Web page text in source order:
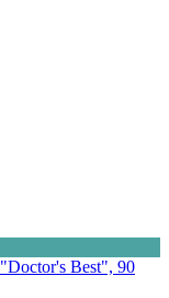
Best", 90